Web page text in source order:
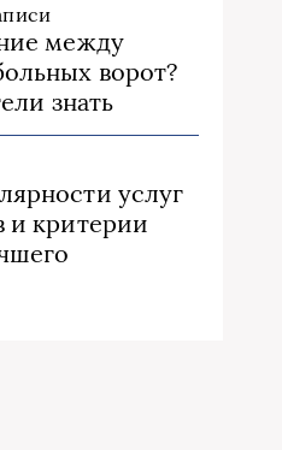
между
ворот?
знать
услуг
и критерии